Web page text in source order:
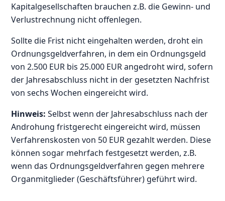
Kapitalgesellschaften brauchen z.B. die Gewinn- und
Verlustrechnung nicht offenlegen.
Sollte die Frist nicht eingehalten werden, droht ein
Ordnungsgeldverfahren, in dem ein Ordnungsgeld
von 2.500 EUR bis 25.000 EUR angedroht wird, sofern
der Jahresabschluss nicht in der gesetzten Nachfrist
von sechs Wochen eingereicht wird.
Hinweis: Selbst wenn der Jahresabschluss nach der
Androhung fristgerecht eingereicht wird, müssen
Verfahrenskosten von 50 EUR gezahlt werden. Diese
können sogar mehrfach festgesetzt werden, z.B.
wenn das Ordnungsgeldverfahren gegen mehrere
Organmitglieder (Geschäftsführer) geführt wird.